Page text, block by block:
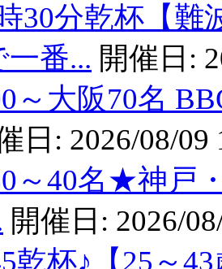
30分乾杯【
番... 開催日:
～大阪70名
日: 2026/08/09
～40名★神戸
開催日: 2026/
乾杯♪【25～